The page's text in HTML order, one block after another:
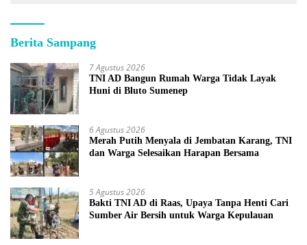
Berita Sampang
7 Agustus 2026
TNI AD Bangun Rumah Warga Tidak Layak
Huni di Bluto Sumenep
6 Agustus 2026
Merah Putih Menyala di Jembatan Karang, TNI
dan Warga Selesaikan Harapan Bersama
5 Agustus 2026
Bakti TNI AD di Raas, Upaya Tanpa Henti Cari
Sumber Air Bersih untuk Warga Kepulauan